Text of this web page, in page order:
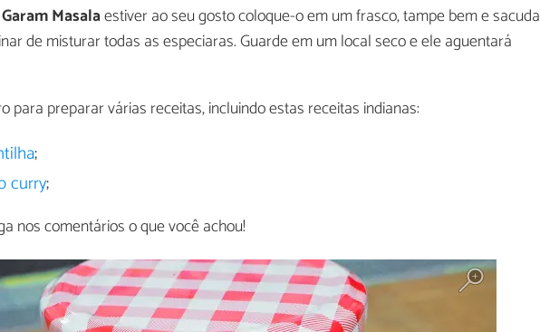
Garam Masalaestiver ao seu gosto coloque-o em um frasco, tampe bem e sacuda
de misturar todas as especiaras. Guarde em um local seco e ele aguentará
para preparar várias receitas, incluindo estas receitas indianas:
;
curry;
nos comentários o que você achou!